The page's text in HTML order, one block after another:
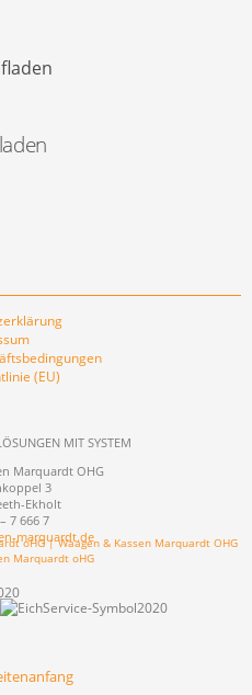
(EU)
MIT SYSTEM
Marquardt OHG
3
Ekholt
7 666 7
marquardt.de
oHG | Waagen & Kassen Marquardt OHG
Marquardt oHG